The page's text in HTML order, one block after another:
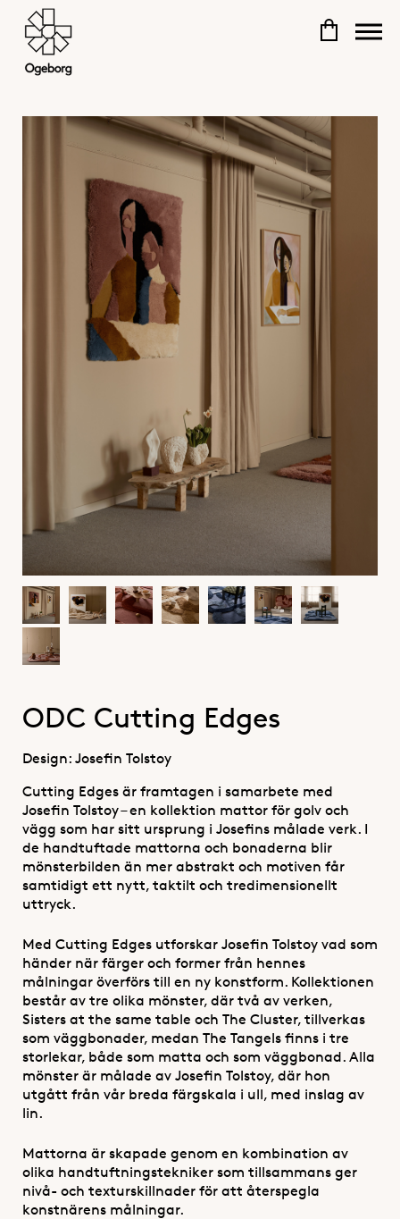
ODC Cutting Edges
Design: Josefin Tolstoy
Cutting Edges är framtagen i samarbete med
Josefin Tolstoy – en kollektion mattor för golv och
vägg som har sitt ursprung i Josefins målade verk. I
de handtuftade mattorna och bonaderna blir
mönsterbilden än mer abstrakt och motiven får
samtidigt ett nytt, taktilt och tredimensionellt
uttryck.
Med Cutting Edges utforskar Josefin Tolstoy vad som
händer när färger och former från hennes
målningar överförs till en ny konstform. Kollektionen
består av tre olika mönster, där två av verken,
Sisters at the same table och The Cluster, tillverkas
som väggbonader, medan The Tangels finns i tre
storlekar, både som matta och som väggbonad. Alla
mönster är målade av Josefin Tolstoy, där hon
utgått från vår breda färgskala i ull, med inslag av
lin.
Mattorna är skapade genom en kombination av
olika handtuftningstekniker som tillsammans ger
nivå- och texturskillnader för att återspegla
konstnärens målningar.